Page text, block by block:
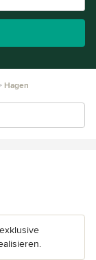
Hagen